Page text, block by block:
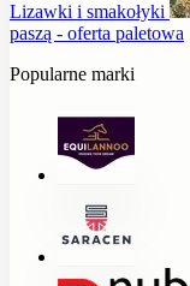
Lizawki i smakołyki
paszą - oferta paletowa
Popularne marki